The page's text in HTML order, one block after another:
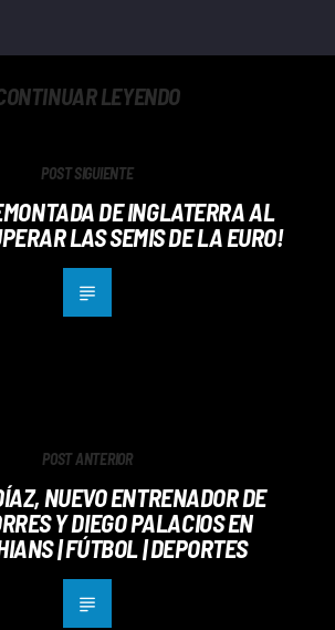
LEYENDO
POST SIGUIENTE
DE INGLATERRA AL
LAS SEMIS DE LA EURO!
POST ANTERIOR
NUEVO ENTRENADOR DE
Y DIEGO PALACIOS EN
| FÚTBOL | DEPORTES